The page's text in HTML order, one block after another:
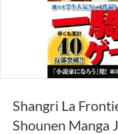
Shangri La
Shounen Manga